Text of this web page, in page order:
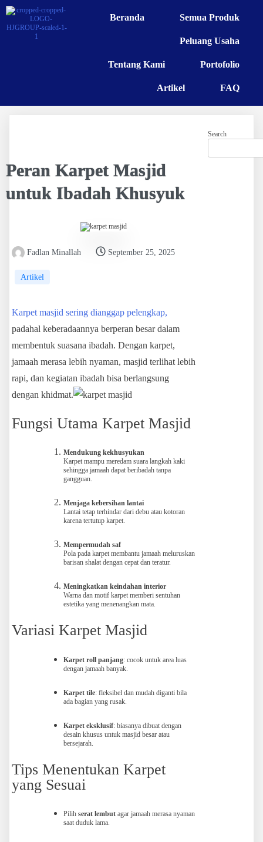
Beranda Semua Produk
Peluang Usaha
Tentang Kami Portofolio
Artikel FAQ
Peran Karpet Masjid
untuk Ibadah Khusyuk
Fadlan Minallah September 25, 2025
Artikel
Karpet masjid sering dianggap pelengkap,
padahal keberadaannya berperan besar dalam
membentuk suasana ibadah. Dengan karpet,
jamaah merasa lebih nyaman, masjid terlihat lebih
rapi, dan kegiatan ibadah bisa berlangsung
dengan khidmat.
Fungsi Utama Karpet Masjid
Mendukung kekhusyukan
Karpet mampu meredam suara langkah kaki
sehingga jamaah dapat beribadah tanpa
gangguan.
Menjaga kebersihan lantai
Lantai tetap terhindar dari debu atau kotoran
karena tertutup karpet.
Mempermudah saf
Pola pada karpet membantu jamaah meluruskan
barisan shalat dengan cepat dan teratur.
Meningkatkan keindahan interior
Warna dan motif karpet memberi sentuhan
estetika yang menenangkan mata.
Variasi Karpet Masjid
Karpet roll panjang: cocok untuk area luas
dengan jamaah banyak.
Karpet tile: fleksibel dan mudah diganti bila
ada bagian yang rusak.
Karpet eksklusif: biasanya dibuat dengan
desain khusus untuk masjid besar atau
bersejarah.
Tips Menentukan Karpet
yang Sesuai
Pilih serat lembut agar jamaah merasa nyaman
saat duduk lama.
Search